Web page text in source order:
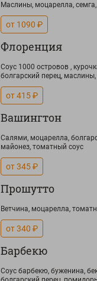
Маслины, моцарелла,
от 1090 ₽
Флоренция
Соус 1000 островов ,
болгарский перец,
от 415 ₽
Вашингтон
Салями, моцарелла,
майонез, томатный соус
от 345 ₽
Прошутто
Ветчина, моцарелла,
от 340 ₽
Барбекю
Соус барбекю, буженина,